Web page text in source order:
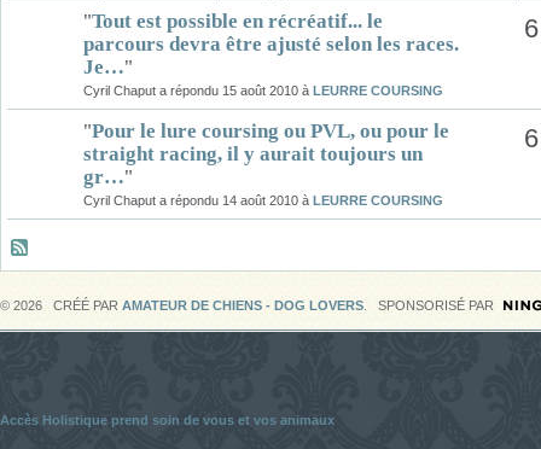
"Tout est possible en récréatif... le
parcours devra être ajusté selon les races.
Je…"
Cyril Chaput a répondu 15 août 2010 à LEURRE COURSING
6
"Pour le lure coursing ou PVL, ou pour le
straight racing, il y aurait toujours un
gr…"
Cyril Chaput a répondu 14 août 2010 à LEURRE COURSING
6
© 2026 CRÉÉ PAR AMATEUR DE CHIENS - DOG LOVERS . SPONSORISÉ PAR
Accès Holistique prend soin de vous et vos animaux